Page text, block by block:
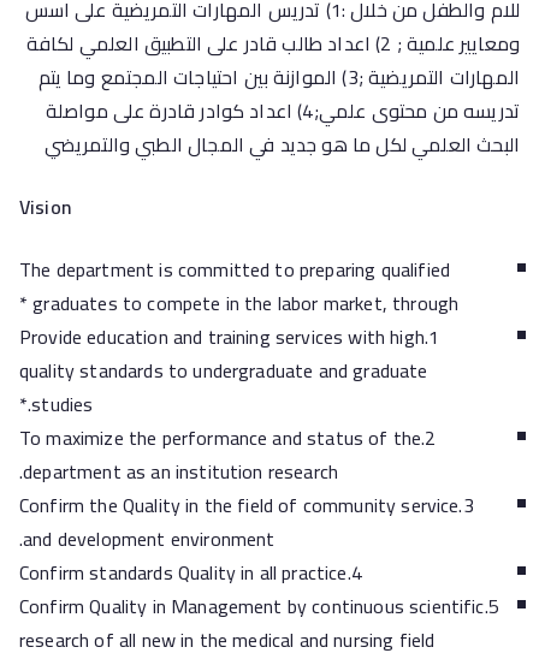
للام والطفل من خلال :1) تدريس المهارات التمريضية على اسس
ومعايير علمية ; 2) اعداد طالب قادر على التطبيق العلمي لكافة
المهارات التمريضية ;3) الموازنة بين احتياجات المجتمع وما يتم
تدريسه من محتوى علمي;4) اعداد كوادر قادرة على مواصلة
البحث العلمي لكل ما هو جديد في المجال الطبي والتمريضي
Vision
The department is committed to preparing qualified
graduates to compete in the labor market, through *
1.Provide education and training services with high
quality standards to undergraduate and graduate
studies.*
2.To maximize the performance and status of the
department as an institution research.
3.Confirm the Quality in the field of community service
and development environment.
4.Confirm standards Quality in all practice
5.Confirm Quality in Management by continuous scientific
research of all new in the medical and nursing field